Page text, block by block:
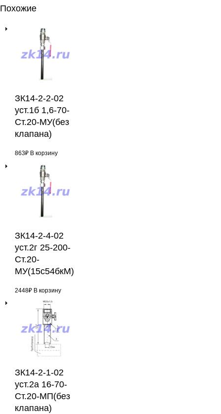
Похожие
ЗК14-2-2-02
уст.1б 1,6-70-
Ст.20-МУ(без
клапана)
863₽ В корзину
ЗК14-2-4-02
уст.2г 25-200-
Ст.20-
МУ(15с54бкМ)
2448₽ В корзину
ЗК14-2-1-02
уст.2а 16-70-
Ст.20-МП(без
клапана)